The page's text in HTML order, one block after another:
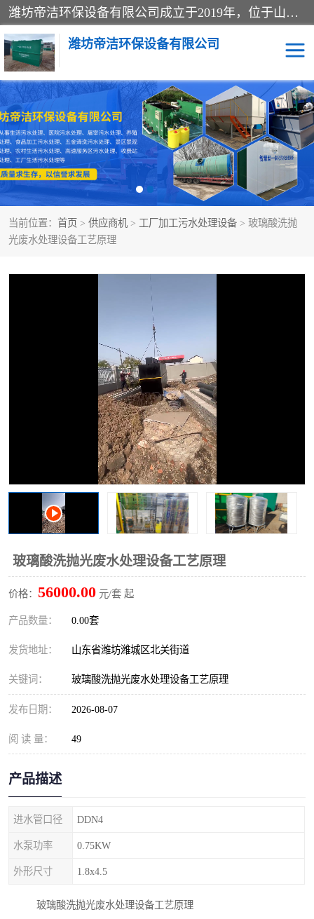
潍坊帝洁环保设备有限公司成立于2019年，位于山东省潍坊市潍城经济开发区；公司专注于环境保护专用设备及配件的研发、生产、安装与销售，同时涉及医用消毒设备、机电设备和仪器仪表的销售。此外，公司提供环保工程施工、环保技术研发与转让、技术服务以及环境工程专项设计服务，致力于为客户提供全面的环保解决方案，助力绿色可持续发展。
潍坊帝洁环保设备有限公司
当前位置： 首页 > 供应商机 > 工厂加工污水处理设备 > 玻璃酸洗抛
光废水处理设备工艺原理
玻璃酸洗抛光废水处理设备工艺原理
价格： 56000.00 元/套 起
产品数量： 0.00套
发货地址： 山东省潍坊潍城区北关街道
关键词： 玻璃酸洗抛光废水处理设备工艺原理
发布日期： 2026-08-07
阅 读 量： 49
产品描述
进水管口径 DDN4
水泵功率 0.75KW
外形尺寸 1.8x4.5
玻璃酸洗抛光废水处理设备工艺原理
一体化提升泵站 屠宰肉食品加工污水处理
设备
一体化生活污水处理设备 学校污水处理设备
医院污水处理设备 喷涂废水油墨废水
玻璃钢一体化污水处理设 水性涂料加工污水处理设
平流式溶气气浮机 风景区旅游景点污水处理
设备
高速服务区收费站污水处 微动力生化污水处理设备
海鲜加工污水处理设备 蒸发器设备价格
客运站污水处理设备 航站楼厕所污水处理设备
UASB厌氧塔 加油站油田景点旅游区污
水处理设备
风电场变电站污水处理设
备
叠螺污泥脱水机
疾控中心一体化设备处理 一体化净北槽污水处理设
餐具消毒污水处理设备
塑料编织袋一体化污水处
理设备
养老院污水处理一体化设
整形医院污水处理设备
酿酒厂一体化污水处理设
备
生活一体化污水处理设备
复合二氧化氯发生器污水
处理设备
屠宰场一体化污水处理设
地埋式一体化污水处理设 加药装置污水设备